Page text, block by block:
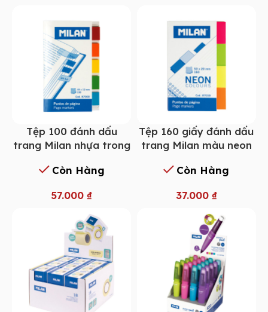
Tệp 100 đánh dấu
trang Milan nhựa trong
Còn Hàng
57.000 ₫
Tệp 160 giấy đánh dấu
trang Milan màu neon
Còn Hàng
37.000 ₫